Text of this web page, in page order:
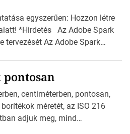
egyszerűen: Hozzon létre
*Hirdetés Az Adobe Spark
tervezését Az Adobe Spark
fogaskerekek, miközben
Hogyan készítsünk címkét?
Válassza ki a kívánt címke
centiméterben, pontosan,
méretét, az ISO 216
adjuk meg, mind